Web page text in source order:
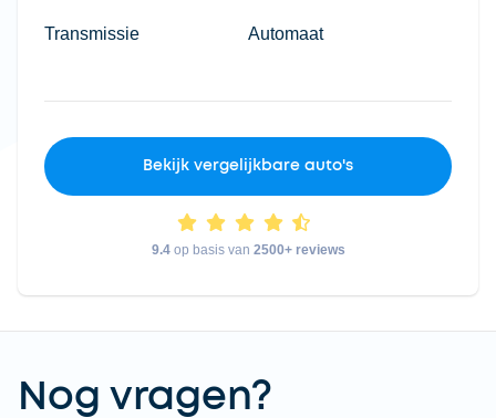
Transmissie Automaat
Bekijk vergelijkbare auto's
9.4op basis van 2500+ reviews
Nog vragen?